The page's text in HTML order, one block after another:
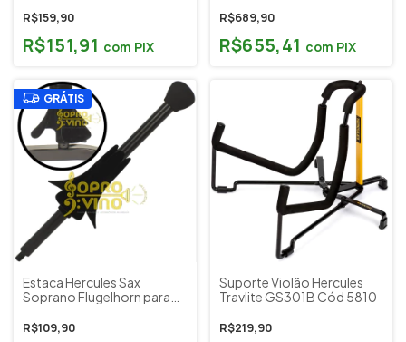
R$159,90
R$151,91 com PIX
R$689,90
R$655,41 com PIX
GRÁTIS
Estaca Hercules Sax
Soprano Flugelhorn para
8120
R$109,90
Suporte Violão Hercules
Travlite GS301B Cód 5810
R$219,90